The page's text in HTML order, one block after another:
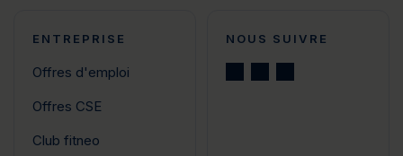
ENTREPRISE
Offres d'emploi
Offres CSE
Club fitneo
NOUS SUIVRE